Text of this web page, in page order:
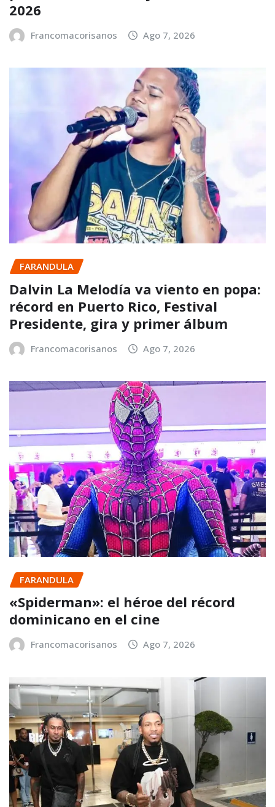
2026
Francomacorisanos Ago 7, 2026
FARANDULA
Dalvin La Melodía va viento en popa:
récord en Puerto Rico, Festival
Presidente, gira y primer álbum
Francomacorisanos Ago 7, 2026
FARANDULA
«Spiderman»: el héroe del récord
dominicano en el cine
Francomacorisanos Ago 7, 2026